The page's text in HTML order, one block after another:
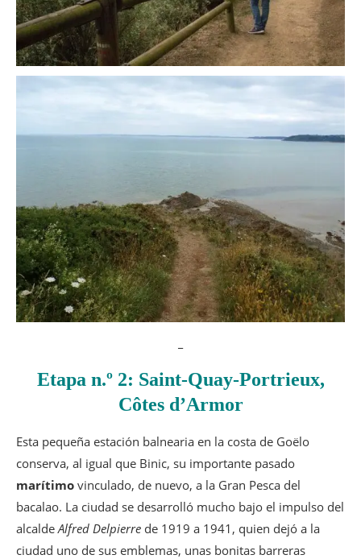
Etapa n.º 2: Saint-Quay-Portrieux,
Côtes d’Armor
Esta pequeña estación balnearia en la costa de Goëlo
conserva, al igual que Binic, su importante pasado
marítimo vinculado, de nuevo, a la Gran Pesca del
bacalao. La ciudad se desarrolló mucho bajo el impulso del
alcalde Alfred Delpierre de 1919 a 1941, quien dejó a la
ciudad uno de sus emblemas, unas bonitas barreras